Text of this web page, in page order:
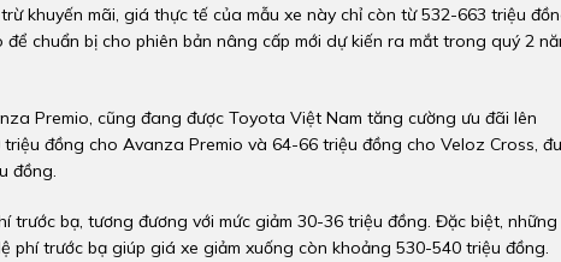
khuyến mãi, giá thực tế của mẫu xe này chỉ còn từ 532-663 triệu
chuẩn bị cho phiên bản nâng cấp mới dự kiến ra mắt trong quý 2
Premio, cũng đang được Toyota Việt Nam tăng cường ưu đãi lên
đồng cho Avanza Premio và 64-66 triệu đồng cho Veloz Cross,
đồng.
trước bạ, tương đương với mức giảm 30-36 triệu đồng. Đặc biệt, những
phí trước bạ giúp giá xe giảm xuống còn khoảng 530-540 triệu đồng.